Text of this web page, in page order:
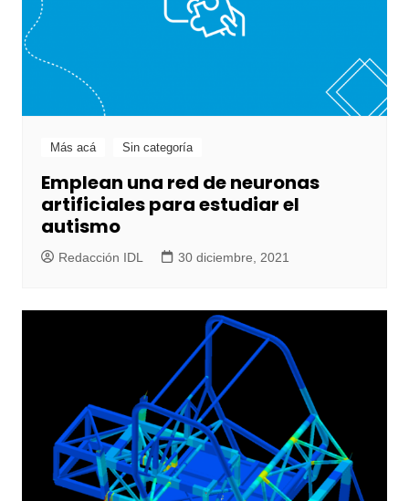
Más acá Sin categoría
Emplean una red de neuronas
artificiales para estudiar el
autismo
Redacción IDL 30 diciembre, 2021